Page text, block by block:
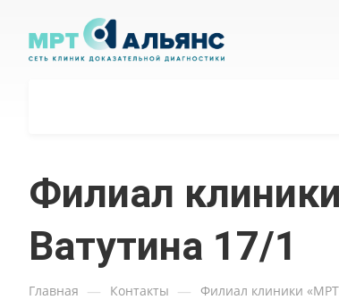
Филиал
Ватутина 17/1
Главная — Контакты — Филиал клиники «МРТ